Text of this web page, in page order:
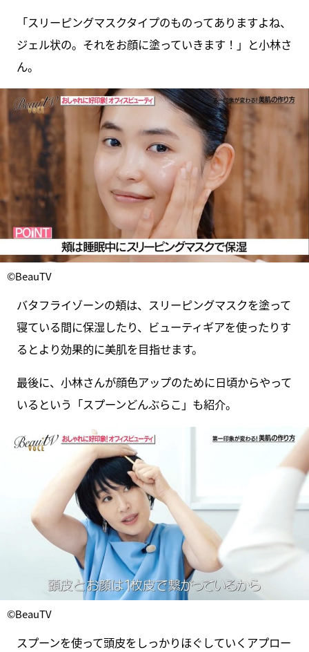
「スリーピングマスクタイプのものってありますよね、
ジェル状の。それをお顔に塗っていきます！」と小林さ
ん。
©BeauTV
バタフライゾーンの頬は、スリーピングマスクを塗って
寝ている間に保湿したり、ビューティギアを使ったりす
るとより効果的に美肌を目指せます。
最後に、小林さんが顔色アップのために日頃からやって
いるという「スプーンどんぶらこ」も紹介。
©BeauTV
スプーンを使って頭皮をしっかりほぐしていくアプロー